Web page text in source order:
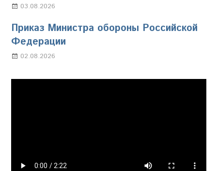
03.08.2026
Приказ Министра обороны Российской
Федерации
02.08.2026